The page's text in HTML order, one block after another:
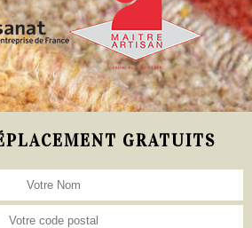
GRATUITS